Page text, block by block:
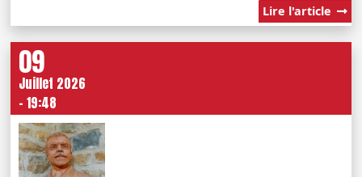
Lire l'article
09
Juillet 2026
- 19:48